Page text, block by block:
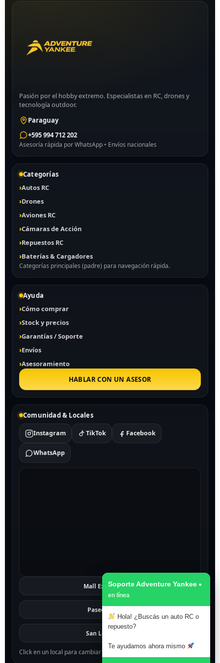
Pasión por el hobby extremo. Especialistas en RC, drones y
tecnología outdoor.
Paraguay
+595 994 712 202
Asesoría rápida por WhatsApp • Envíos nacionales
Categorías
Autos RC
Drones
Aviones RC
Cámaras de Acción
Repuestos RC
Baterías & Cargadores
Categorías principales (padre) para navegación rápida.
Ayuda
Cómo comprar
Stock y precios
Garantías / Soporte
Envíos
Asesoramiento
HABLAR CON UN ASESOR
Comunidad & Locales
Instagram TikTok Facebook
WhatsApp
Mall Excelsior Ver
Paseo 1811
San Lorenzo
Click en un local para cambiar el mapa.
Soporte Adventure Yankee
Hola! ¿Buscás un auto RC o
repuesto?
Te ayudamos ahora mismo